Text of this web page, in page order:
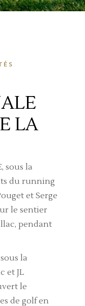
LA
sous la
du running
et Serge
le sentier
pendant
la
et JL
le
de golf en